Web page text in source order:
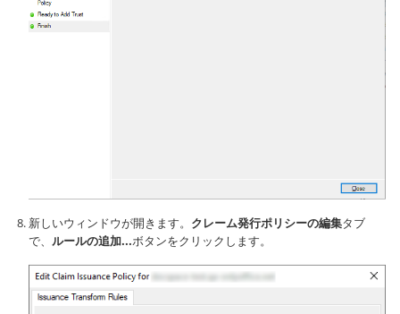
新しいウィンドウが開きます。 クレーム発行ポリシーの編集タブ
で、 ルールの追加...ボタンをクリックします。